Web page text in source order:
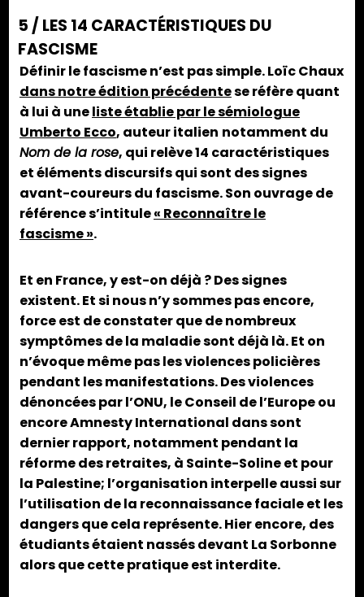
5 / LES 14 CARACTÉRISTIQUES DU
FASCISME
Définir le fascisme n’est pas simple. Loïc Chaux
dans notre édition précédentese réfère quant
à lui à uneliste établie par le sémiologue
Umberto Ecco, auteur italien notamment du
Nom de la rose, qui relève 14 caractéristiques
et éléments discursifs qui sont des signes
avant-coureurs du fascisme. Son ouvrage de
référence s’intitule« Reconnaître le
fascisme ».
Et en France, y est-on déjà ? Des signes
existent. Et si nous n’y sommes pas encore,
force est de constater que de nombreux
symptômes de la maladie sont déjà là. Et on
n’évoque même pas les violences policières
pendant les manifestations. Des violences
dénoncées par l’ONU, le Conseil de l’Europe ou
encore Amnesty International dans sont
dernier rapport, notamment pendant la
réforme des retraites, à Sainte-Soline et pour
la Palestine; l’organisation interpelle aussi sur
l’utilisation de la reconnaissance faciale et les
dangers que cela représente. Hier encore, des
étudiants étaient nassés devant La Sorbonne
alors que cette pratique est interdite.